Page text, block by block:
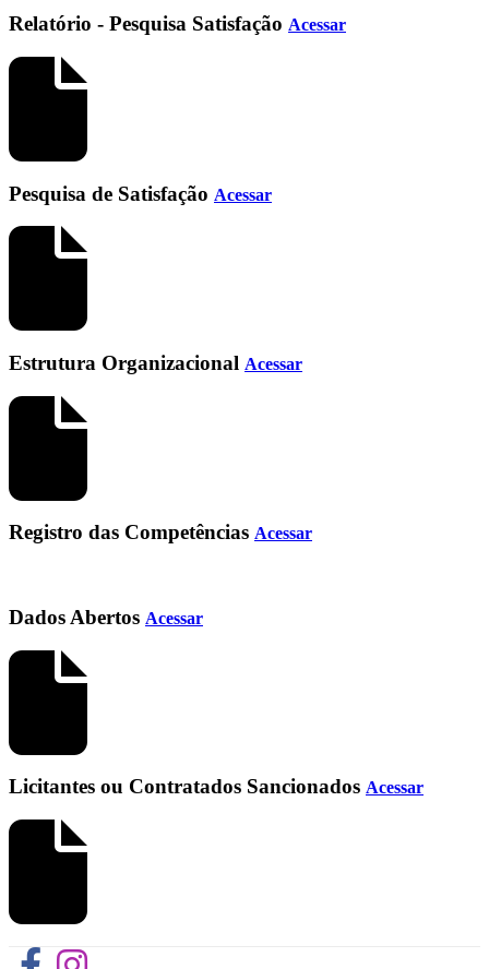
Relatório - Pesquisa Satisfação Acessar
Pesquisa de Satisfação Acessar
Estrutura Organizacional Acessar
Registro das Competências Acessar
Dados Abertos Acessar
Licitantes ou Contratados Sancionados Acessar